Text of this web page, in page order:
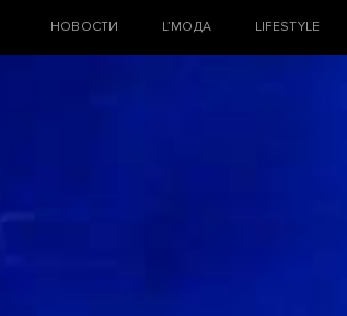
НОВОСТИ L’МОДА LIFESTYLE